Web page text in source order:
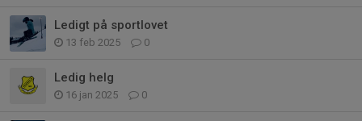
Ledigt på sportlovet
13 feb 2025 0
Ledig helg
16 jan 2025 0